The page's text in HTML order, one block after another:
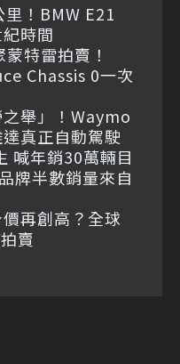
！BMW E21
時間
特雷拍賣！
Chassis 0一次
舉」！Waymo
真正自動駕駛
喊年銷30萬輛目
牌半數銷量來自
再創高？全球
賣